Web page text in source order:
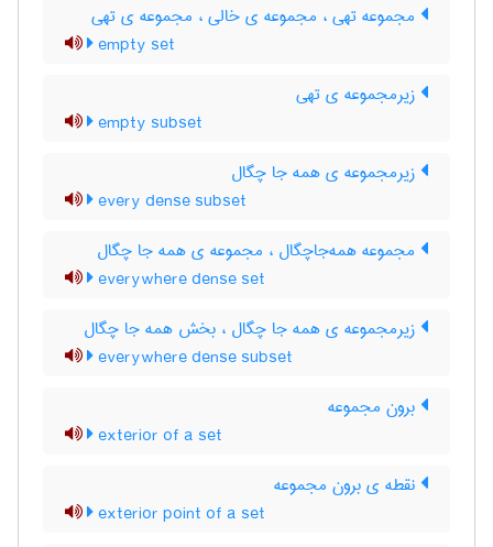
مجموعه تهی ، مجموعه ی خالی ، مجموعه ی تهی
empty set
زیرمجموعه ی تهی
empty subset
زیرمجموعه ی همه جا چگال
every dense subset
مجموعه همه‌جاچگال ، مجموعه ی همه جا چگال
everywhere dense set
زیرمجموعه ی همه جا چگال ، بخش همه جا چگال
everywhere dense subset
برون مجموعه
exterior of a set
نقطه ی برون مجموعه
exterior point of a set